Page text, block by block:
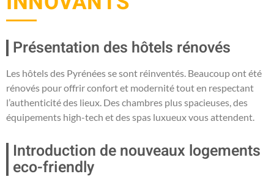
Présentation des hôtels rénovés
Les hôtels des Pyrénées se sont réinventés. Beaucoup ont été
rénovés pour offrir confort et modernité tout en respectant
l’authenticité des lieux. Des chambres plus spacieuses, des
équipements high-tech et des spas luxueux vous attendent.
Introduction de nouveaux logements
eco-friendly